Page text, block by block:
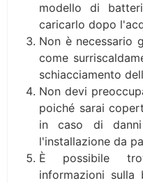
modello di
caricarlo dopo
Non è necessario
come
schiacciamento
Non devi
poiché sarai
in caso di
l'installazione da
È possibile
informazioni